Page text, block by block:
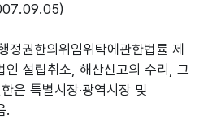
권한의위임위탁에관한법률 제
설립취소, 해산신고의 수리, 그
은 특별시장·광역시장 및
.